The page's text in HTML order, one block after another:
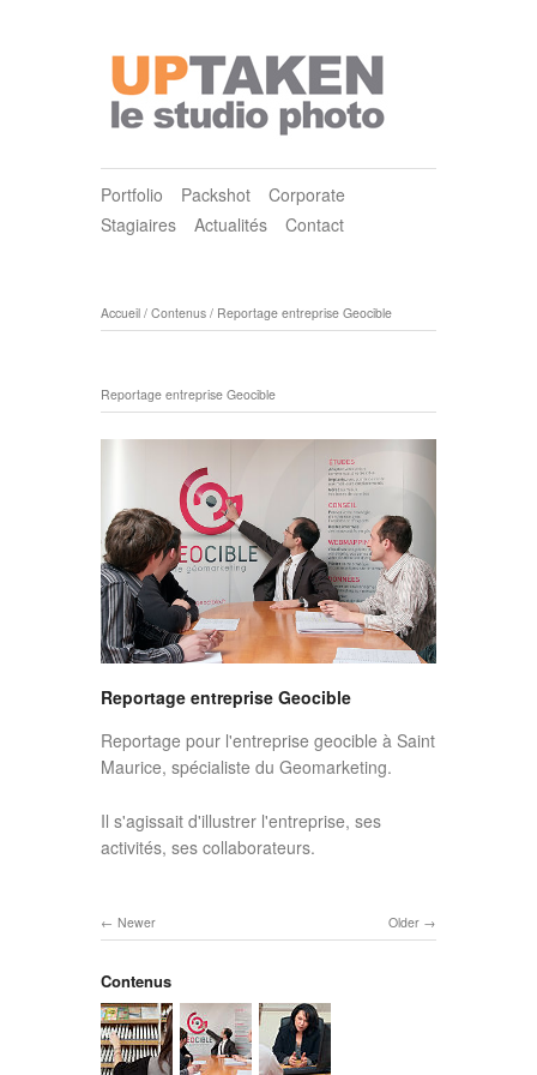
Portfolio Packshot
Corporate
Stagiaires
Actualités Contact
Accueil / Contenus / Reportage entreprise Geocible
Reportage entreprise Geocible
Reportage entreprise Geocible
Reportage pour l'entreprise geocible à Saint
Maurice, spécialiste du Geomarketing.
Il s'agissait d'illustrer l'entreprise, ses
activités, ses collaborateurs.
Older
Newer
Contenus